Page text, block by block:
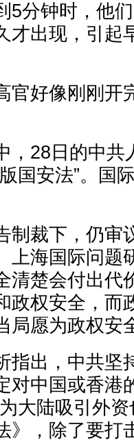
钟时，他们
才出现，引起
好像刚刚开
28日的中共
国安法”。国
裁下，仍审
上海国际问题
清楚会付出代
政权安全，而
局愿为政权安
出，中共坚
对中国或香港
大陆吸引外
》，除了要打